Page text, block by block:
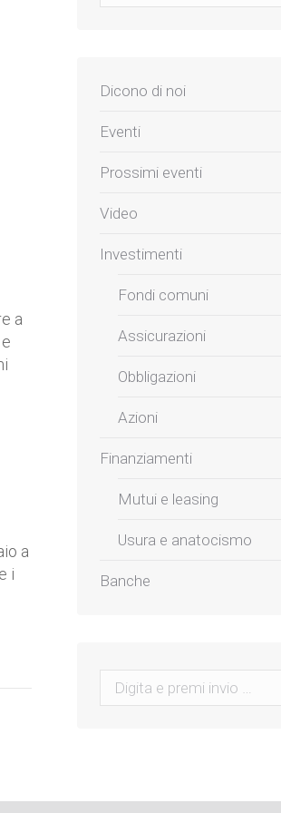
a
a
i
Dicono di noi
Eventi
Prossimi eventi
Video
Investimenti
Fondi comuni
Assicurazioni
Obbligazioni
Azioni
Finanziamenti
Mutui e leasing
Usura e anatocismo
Banche
Search: